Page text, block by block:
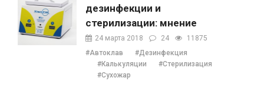
дезинфекции и
стерилизации: мнение
Наталии Ушецкой
24 марта 2018 24
11875
#Автоклав
#Дезинфекция
#Калькуляции
#Стерилизация
#Сухожар